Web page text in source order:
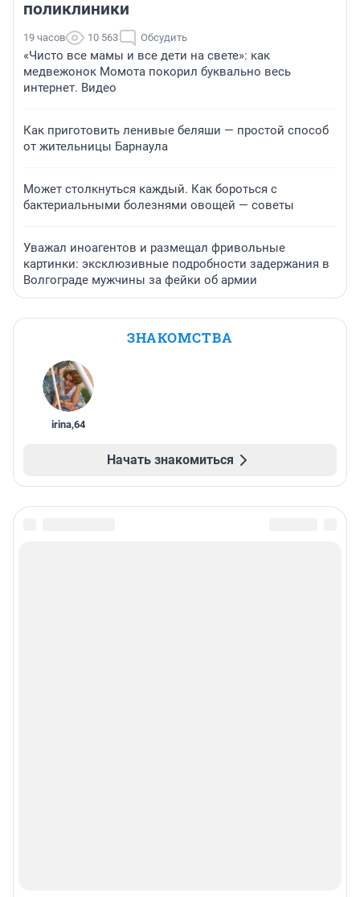
поликлиники
19 часов 10 563 Обсудить
«Чисто все мамы и все дети на свете»: как
медвежонок Момота покорил буквально весь
интернет. Видео
Как приготовить ленивые беляши — простой способ
от жительницы Барнаула
Может столкнуться каждый. Как бороться с
бактериальными болезнями овощей — советы
Уважал иноагентов и размещал фривольные
картинки: эксклюзивные подробности задержания в
Волгограде мужчины за фейки об армии
ЗНАКОМСТВА
irina,64
Начать знакомиться